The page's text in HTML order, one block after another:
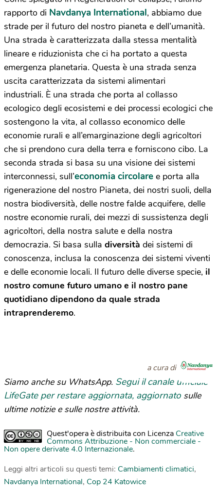
rapporto di Navdanya International, abbiamo due
strade per il futuro del nostro pianeta e dell’umanità.
Una strada è caratterizzata dalla stessa mentalità
lineare e riduzionista che ci ha portato a questa
emergenza planetaria. Questa è una strada senza
uscita caratterizzata da sistemi alimentari
industriali. È una strada che porta al collasso
ecologico degli ecosistemi e dei processi ecologici che
sostengono la vita, al collasso economico delle
economie rurali e all’emarginazione degli agricoltori
che si prendono cura della terra e forniscono cibo. La
seconda strada si basa su una visione dei sistemi
interconnessi, sull’economia circolare e porta alla
rigenerazione del nostro Pianeta, dei nostri suoli, della
nostra biodiversità, delle nostre falde acquifere, delle
nostre economie rurali, dei mezzi di sussistenza degli
agricoltori, della nostra salute e della nostra
democrazia. Si basa sulla diversità dei sistemi di
conoscenza, inclusa la conoscenza dei sistemi viventi
e delle economie locali. Il futuro delle diverse specie, il
nostro comune futuro umano e il nostro pane
quotidiano dipendono da quale strada
intraprenderemo.
a cura di
Siamo anche su WhatsApp. Segui il canale ufficiale
LifeGate per restare aggiornata, aggiornato sulle
ultime notizie e sulle nostre attività.
Quest'opera è distribuita con Licenza Creative
Commons Attribuzione - Non commerciale -
Non opere derivate 4.0 Internazionale.
Leggi altri articoli su questi temi: Cambiamenti climatici,
Navdanya International, Cop 24 Katowice